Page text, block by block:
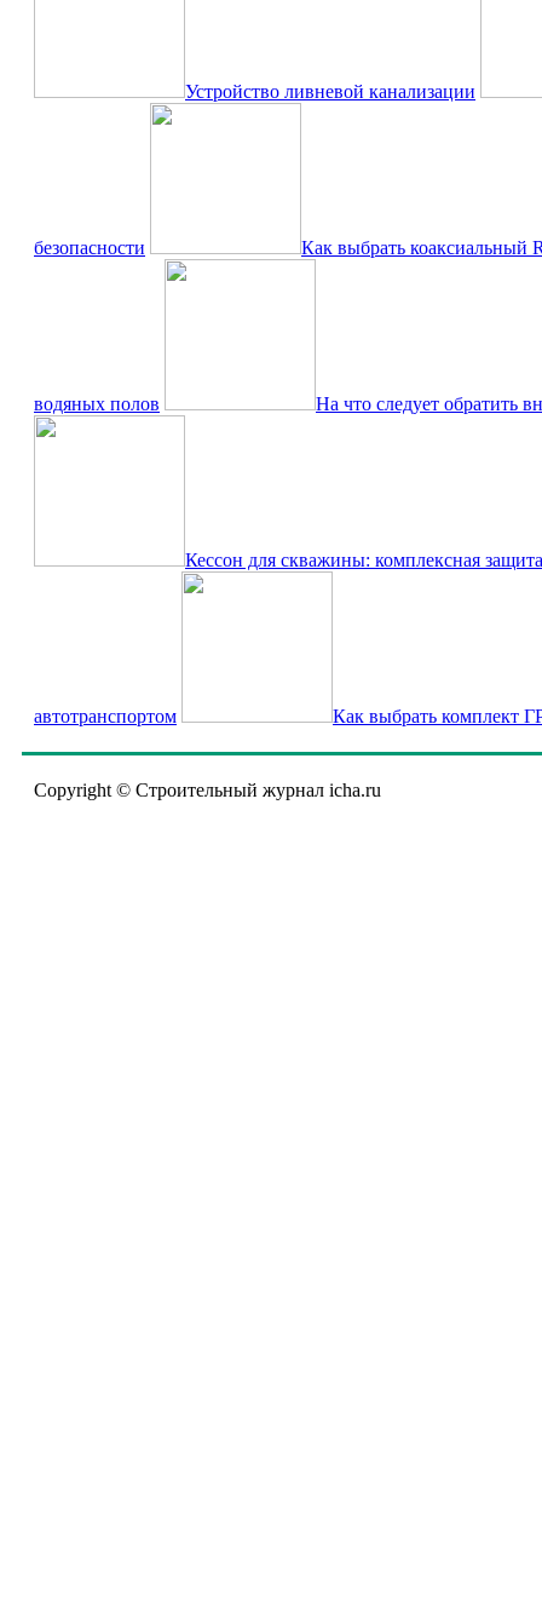
Устройство ливневой канализации
безопасности Как выбрать коаксиальный
водяных полов На что следует обратить
Кессон для скважины: комплексная
автотранспортом Как выбрать комплект
Copyright © Строительный журнал icha.ru